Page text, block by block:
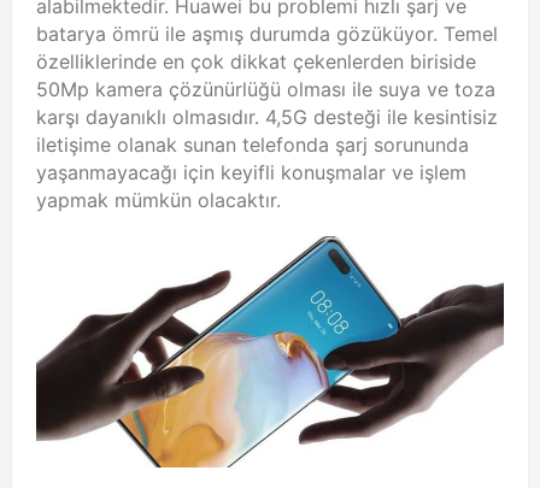
alabilmektedir. Huawei bu problemi hızlı şarj ve
batarya ömrü ile aşmış durumda gözüküyor. Temel
özelliklerinde en çok dikkat çekenlerden biriside
50Mp kamera çözünürlüğü olması ile suya ve toza
karşı dayanıklı olmasıdır. 4,5G desteği ile kesintisiz
iletişime olanak sunan telefonda şarj sorununda
yaşanmayacağı için keyifli konuşmalar ve işlem
yapmak mümkün olacaktır.